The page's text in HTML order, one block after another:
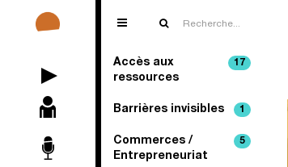
ÉPISODES
PARTICIPANT.E.S
17
Accès aux
ressources
1
Barrières invisibles
5
Commerces /
Entrepreneuriat